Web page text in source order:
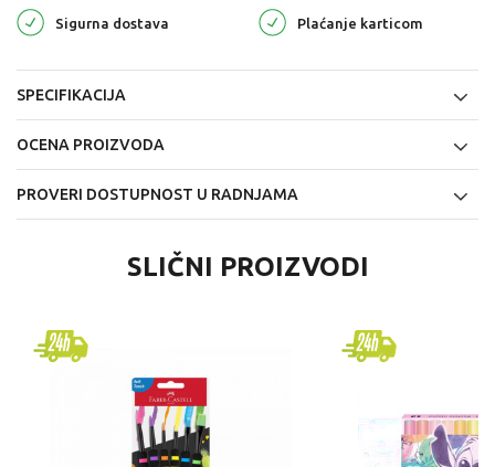
Sigurna dostava Plaćanje karticom
SPECIFIKACIJA
OCENA PROIZVODA
PROVERI DOSTUPNOST U RADNJAMA
SLIČNI PROIZVODI